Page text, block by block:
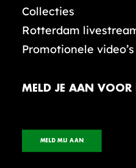
Collecties
Rotterdam
Promotionele video’s
MELD JE AAN VOOR
MELD MIJ AAN